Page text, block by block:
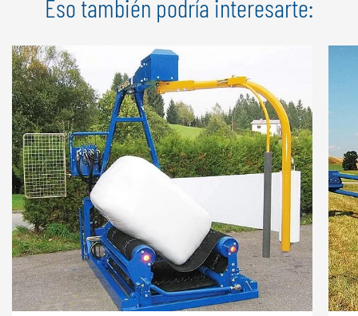
tracciónEso también podría interesarte: